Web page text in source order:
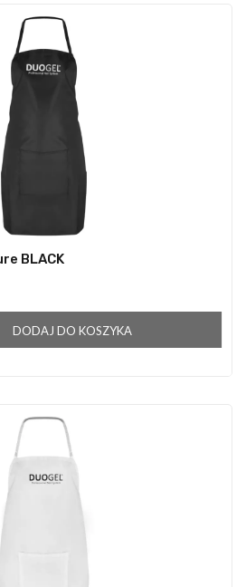
BLACK
DODAJ DO KOSZYKA